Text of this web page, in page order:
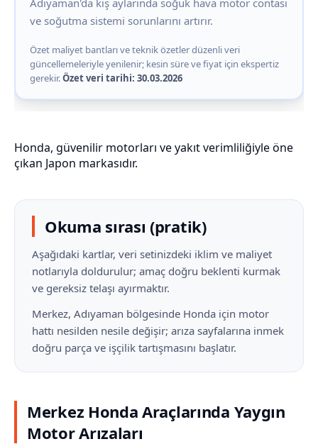
ve soğutma sistemi sorunlarını artırır.
Özet maliyet bantları ve teknik özetler düzenli veri
güncellemeleriyle yenilenir; kesin süre ve fiyat için ekspertiz
gerekir.Özet veri tarihi: 30.03.2026
Honda, güvenilir motorları ve yakıt verimliliğiyle öne
çıkan Japon markasıdır.
Okuma sırası (pratik)
Aşağıdaki kartlar, veri setinizdeki iklim ve maliyet
notlarıyla doldurulur; amaç doğru beklenti kurmak
ve gereksiz telaşı ayırmaktır.
Merkez, Adıyaman bölgesinde Honda için motor
hattı nesilden nesile değişir; arıza sayfalarına inmek
doğru parça ve işçilik tartışmasını başlatır.
Merkez Honda Araçlarında Yaygın
Motor Arızaları